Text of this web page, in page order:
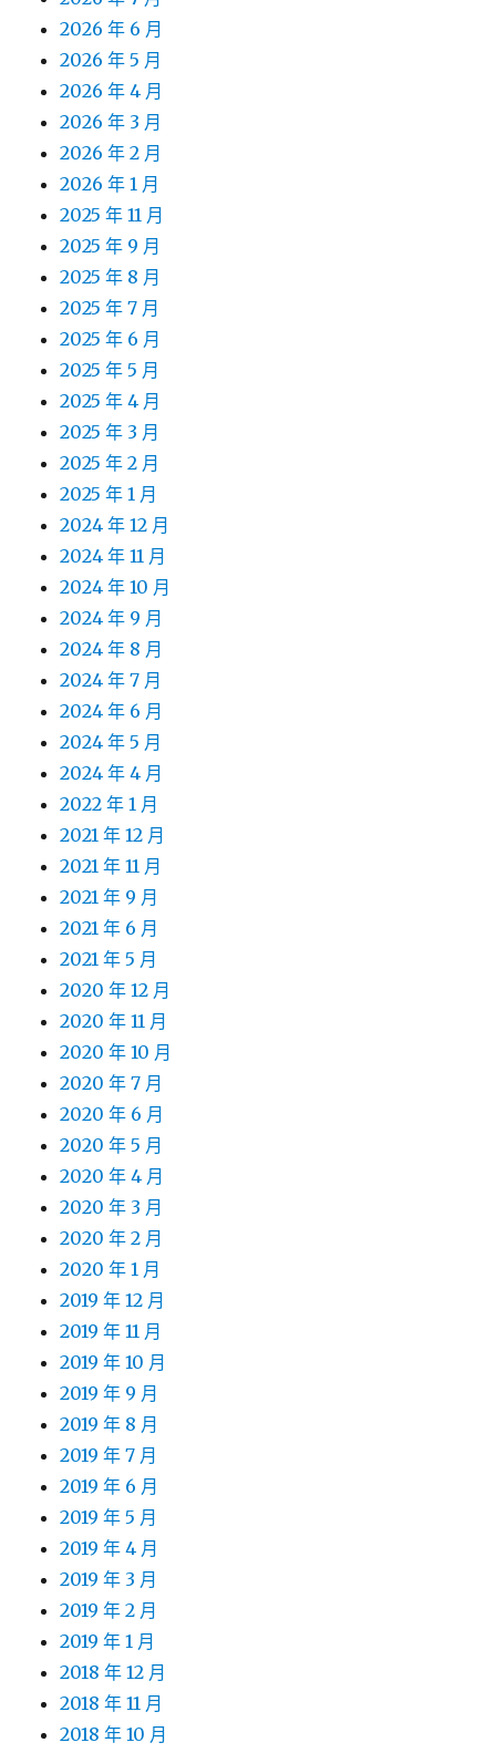
2026 年 6 月
2026 年 5 月
2026 年 4 月
2026 年 3 月
2026 年 2 月
2026 年 1 月
2025 年 11 月
2025 年 9 月
2025 年 8 月
2025 年 7 月
2025 年 6 月
2025 年 5 月
2025 年 4 月
2025 年 3 月
2025 年 2 月
2025 年 1 月
2024 年 12 月
2024 年 11 月
2024 年 10 月
2024 年 9 月
2024 年 8 月
2024 年 7 月
2024 年 6 月
2024 年 5 月
2024 年 4 月
2022 年 1 月
2021 年 12 月
2021 年 11 月
2021 年 9 月
2021 年 6 月
2021 年 5 月
2020 年 12 月
2020 年 11 月
2020 年 10 月
2020 年 7 月
2020 年 6 月
2020 年 5 月
2020 年 4 月
2020 年 3 月
2020 年 2 月
2020 年 1 月
2019 年 12 月
2019 年 11 月
2019 年 10 月
2019 年 9 月
2019 年 8 月
2019 年 7 月
2019 年 6 月
2019 年 5 月
2019 年 4 月
2019 年 3 月
2019 年 2 月
2019 年 1 月
2018 年 12 月
2018 年 11 月
2018 年 10 月